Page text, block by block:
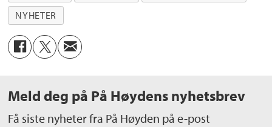
NYHETER
Meld deg på På Høydens nyhetsbrev
Få siste nyheter fra På Høyden på e-post